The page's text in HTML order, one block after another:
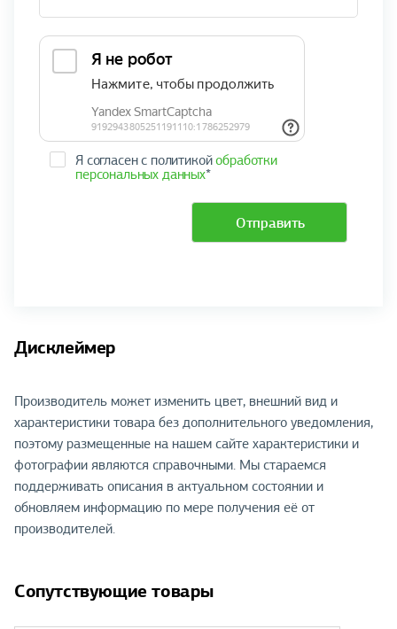
Я согласен с политикойобработки
персональных данных*
Отправить
Дисклеймер
Производитель может изменить цвет, внешний вид и
характеристики товара без дополнительного уведомления,
поэтому размещенные на нашем сайте характеристики и
фотографии являются справочными. Мы стараемся
поддерживать описания в актуальном состоянии и
обновляем информацию по мере получения её от
производителей.
Сопутствующие товары